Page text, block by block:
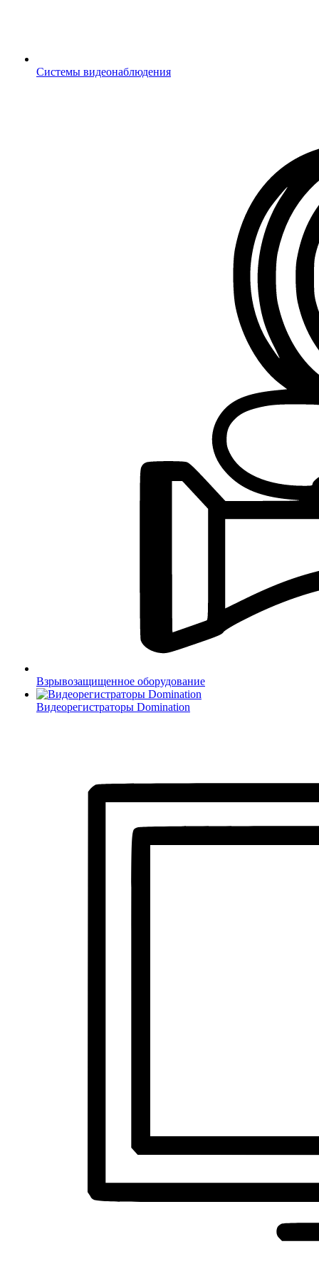
Системы видеонаблюдения
Взрывозащищенное оборудование
Видеорегистраторы Domination